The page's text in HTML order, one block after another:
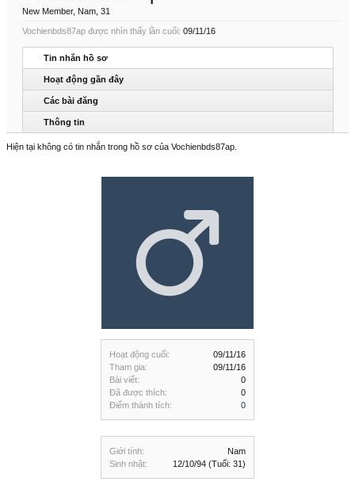
Hoạt động cuối:
09/11/16
Tham gia:
09/11/16
Bài viết:
0
Đã được thích:
0
Điểm thành tích:
0
Giới tính:
Nam
Sinh nhật:
12/10/94 (Tuổi: 31)
New Member, Nam, 31
Vochienbds87ap được nhìn thấy lần cuối: 09/11/16
Tin nhắn hồ sơ
Hoạt động gần đây
Các bài đăng
Thông tin
Hiện tại không có tin nhắn trong hồ sơ của Vochienbds87ap.